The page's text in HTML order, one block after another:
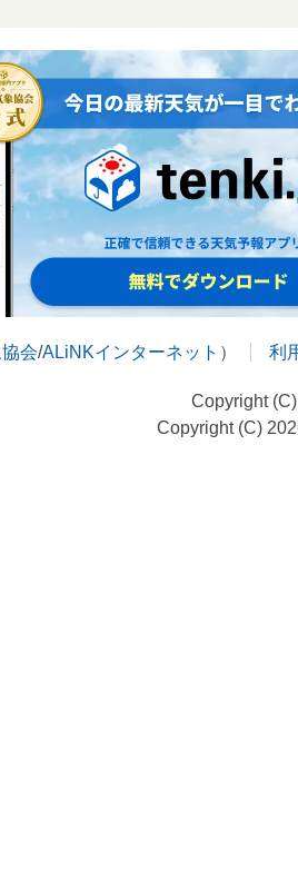
会/ALiNKインターネット ） 利
Copyright
Copyright (C)